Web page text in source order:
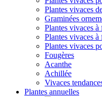
Plantes vivaces
Graminées
Plantes vivaces
Plantes vivaces
Plantes vivaces
Fougères
Acanthe
Achillée
Vivaces
Plantes annuelles